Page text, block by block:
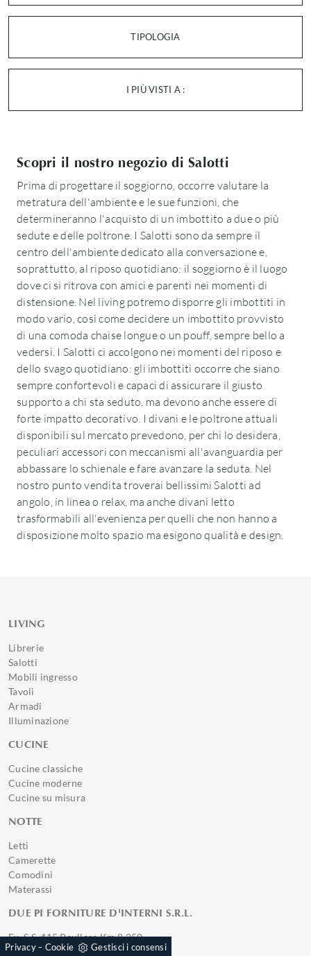
TIPOLOGIA
I PIÙ VISTI A :
Scopri il nostro negozio di Salotti
Prima di progettare il soggiorno, occorre valutare la
metratura dell'ambiente e le sue funzioni, che
determineranno l'acquisto di un imbottito a due o più
sedute e delle poltrone. I Salotti sono da sempre il
centro dell'ambiente dedicato alla conversazione e,
soprattutto, al riposo quotidiano: il soggiorno è il luogo
dove ci si ritrova con amici e parenti nei momenti di
distensione. Nel living potremo disporre gli imbottiti in
modo vario, così come decidere un imbottito provvisto
di una comoda chaise longue o un pouff, sempre bello a
vedersi. I Salotti ci accolgono nei momenti del riposo e
dello svago quotidiano: gli imbottiti occorre che siano
sempre confortevoli e capaci di assicurare il giusto
supporto a chi sta seduto, ma devono anche essere di
forte impatto decorativo. I divani e le poltrone attuali
disponibili sul mercato prevedono, per chi lo desidera,
peculiari accessori con meccanismi all'avanguardia per
abbassare lo schienale e fare avanzare la seduta. Nel
nostro punto vendita troverai bellissimi Salotti ad
angolo, in linea o relax, ma anche divani letto
trasformabili all'evenienza per quelli che non hanno a
disposizione molto spazio ma esigono qualità e design.
LIVING
Librerie
Salotti
Mobili ingresso
Tavoli
Armadi
Illuminazione
CUCINE
Cucine classiche
Cucine moderne
Cucine su misura
NOTTE
Letti
Camerette
Comodini
Materassi
DUE PI FORNITURE D'INTERNI S.R.L.
Ex. S.S. 415 Paullese Km 8,250
20090, Pantigliate (Provincia)
Privacy- Cookie Gestisci i consensi